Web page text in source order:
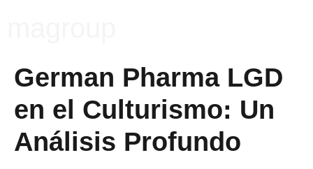
German Pharma LGD
en el Culturismo: Un
Análisis Profundo